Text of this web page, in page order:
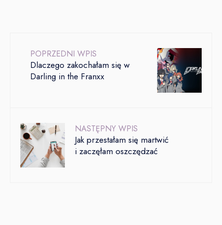
POPRZEDNI WPIS
Dlaczego zakochałam się w
Darling in the Franxx
NASTĘPNY WPIS
Jak przestałam się martwić
i zaczęłam oszczędzać